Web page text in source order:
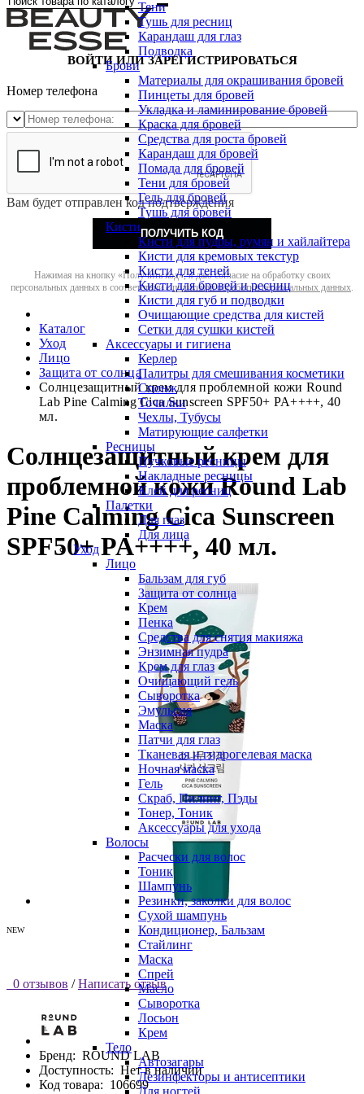
Тени
Тушь для ресниц
Карандаш для глаз
Подводка
Брови
Материалы для окрашивания бровей
Пинцеты для бровей
Укладка и ламинирование бровей
Краска для бровей
Средства для роста бровей
Карандаш для бровей
Помада для бровей
Тени для бровей
Гель для бровей
Тушь для бровей
Кисти
Кисти для пудры, румян и хайлайтера
Кисти для кремовых текстур
Кисти для теней
Кисти для бровей и ресниц
Кисти для губ и подводки
Очищающие средства для кистей
Сетки для сушки кистей
Аксессуары и гигиена
Керлер
Палитры для смешивания косметики
Спонж
Точилки
Чехлы, Тубусы
Матирующие салфетки
Ресницы
Пучковые ресницы
Накладные ресницы
Клей для ресниц
Палетки
Для глаз
Для лица
Уход
Лицо
Бальзам для губ
Защита от солнца
Крем
Пенка
Средства для снятия макияжа
Энзимная пудра
Крем для глаз
Очищающий гель
Сыворотка
Эмульсия
Маска
Патчи для глаз
Тканевая и гидрогелевая маска
Ночная маска
Гель
Скраб, Пилинг, Пэды
Тонер, Тоник
Аксессуары для ухода
Волосы
Расчески для волос
Тоник
Шампунь
Резинки, заколки для волос
Сухой шампунь
Кондиционер, Бальзам
Стайлинг
Маска
Спрей
Масло
Сыворотка
Лосьон
Крем
Тело
Автозагары
Дезинфекторы и антисептики
Для ногтей
ВОЙТИ ИЛИ ЗАРЕГИСТРИРОВАТЬСЯ
Номер телефона
Вам будет отправлен код подтверждения
ПОЛУЧИТЬ КОД
Нажимая на кнопку «Получить код», я даю согласие на обработку своих
персональных данных в соответствии сполитикой обработки персональных данных.
Каталог
Уход
Лицо
Защита от солнца
Солнцезащитный крем для проблемной кожи Round
Lab Pine Calming Cica Sunscreen SPF50+ PA++++, 40
мл.
Солнцезащитный крем для
проблемной кожи Round Lab
Pine Calming Cica Sunscreen
SPF50+ PA++++, 40 мл.
NEW
0 отзывов / Написать отзыв
Бренд: ROUND LAB
Доступность: Нет в наличии
Код товара: 106699